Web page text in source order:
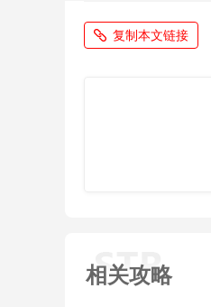
复制本文链接
相关攻略